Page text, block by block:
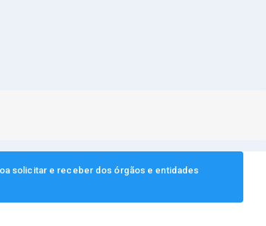
solicitar e receber dos órgãos e entidades